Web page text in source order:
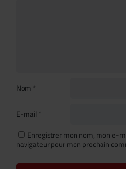
Nom *
E-mail *
Enregistrer mon nom, mon e-
navigateur pour mon prochain